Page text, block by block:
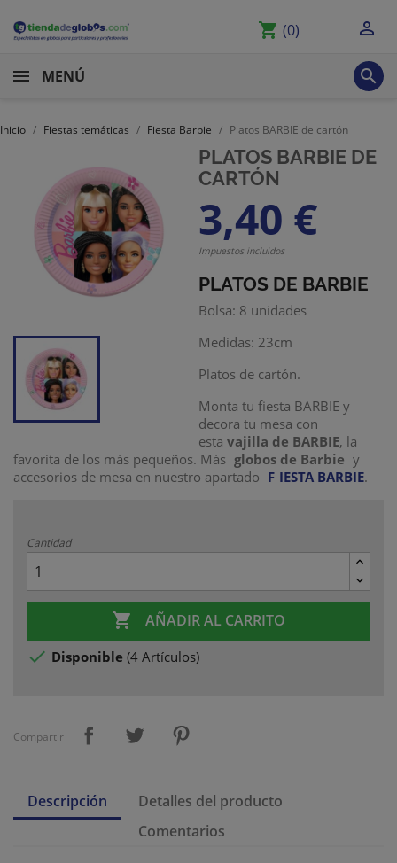
shopping_cart (0) 
MENÚ 
Inicio Fiestas temáticas Fiesta Barbie Platos BARBIE de cartón
PLATOS BARBIE DE
CARTÓN
3,40 €
Impuestos incluidos
PLATOS DE BARBIE
Bolsa: 8 unidades
Medidas: 23cm
Platos de cartón.
Monta tu fiesta BARBIE y
decora tu mesa con
esta vajilla de BARBIE, la
favorita de los más pequeños. Más globos de Barbie y
accesorios de mesa en nuestro apartado F IESTA BARBIE.
Cantidad
 AÑADIR AL CARRITO
 Disponible (4 Artículos)
Compartir
Descripción
Detalles del producto
Comentarios